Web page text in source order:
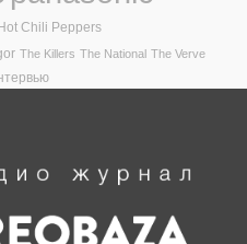
Chili Peppers
The Killers The National The Verve